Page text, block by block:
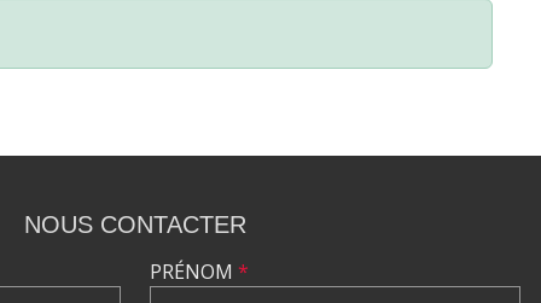
NOUS CONTACTER
PRÉNOM *